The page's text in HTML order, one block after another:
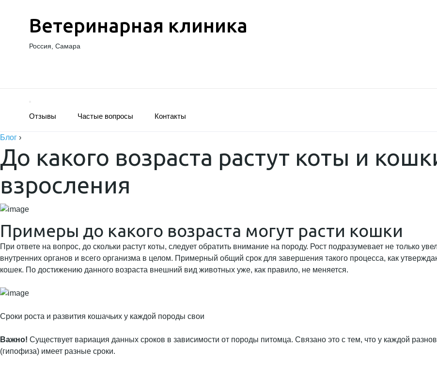
Ветеринарная клиника
Россия, Самара
Отзывы Частые вопросы Контакты
Блог ›
До какого возраста растут коты и
взросления
Примеры до какого возраста могут расти кошки
При ответе на вопрос, до скольки растут коты, следует обратить внимание на породу. Рост подразумевает не только
внутренних органов и всего организма в целом. Примерный общий срок для завершения такого процесса, как
кошек. По достижению данного возраста внешний вид животных уже, как правило, не меняется.
Сроки роста и развития кошачьих у каждой породы свои
Важно! Существует вариация данных сроков в зависимости от породы питомца. Связано это с тем, что у каждой
(гипофиза) имеет разные сроки.